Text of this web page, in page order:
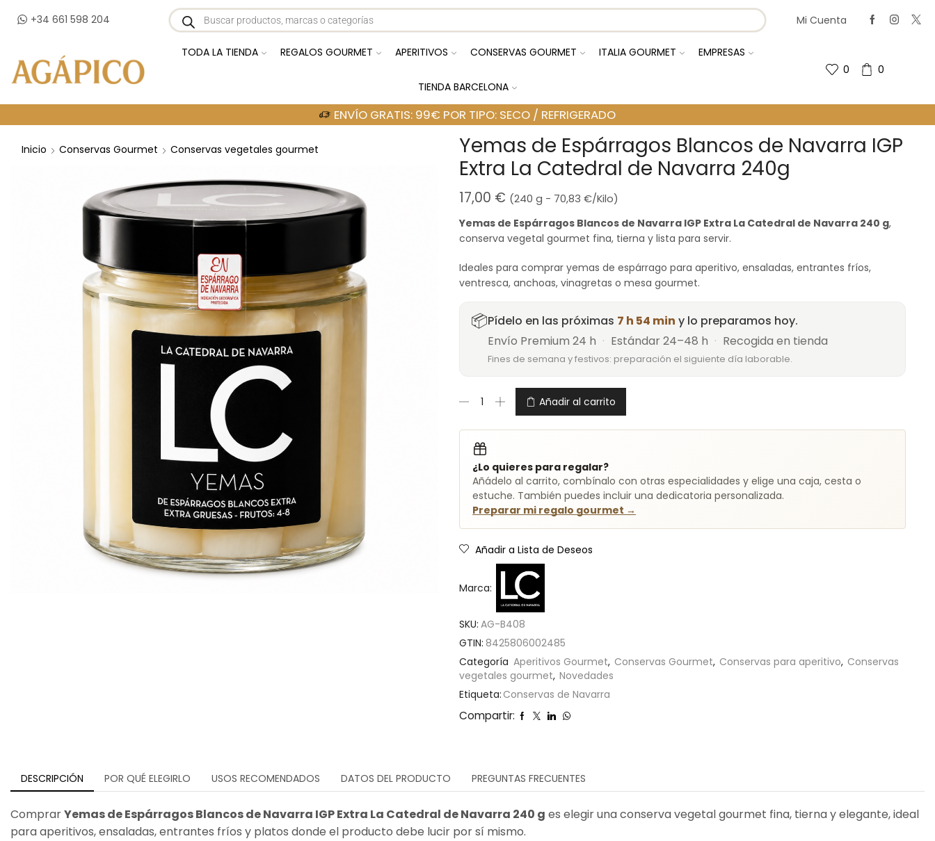
+34 661 598 204 Mi Cuenta
TODA LA TIENDA REGALOS GOURMET APERITIVOS CONSERVAS GOURMET ITALIA GOURMET EMPRESAS
TIENDA BARCELONA
0 0
ENVÍO GRATIS: 99€ POR TIPO: SECO / REFRIGERADO
Inicio Conservas Gourmet Conservas vegetales gourmet
Yemas de Espárragos Blancos de Navarra IGP
Extra La Catedral de Navarra 240g
17,00 € (240 g - 70,83€/Kilo)
Yemas de Espárragos Blancos de Navarra IGP Extra La Catedral de Navarra 240 g,
conserva vegetal gourmet fina, tierna y lista para servir.
Ideales para comprar yemas de espárrago para aperitivo, ensaladas, entrantes fríos,
ventresca, anchoas, vinagretas o mesa gourmet.
📦Pídelo en las próximas 7 h 54 min y lo preparamos hoy.
Envío Premium 24 h · Estándar 24–48 h · Recogida en tienda
Fines de semana y festivos: preparación el siguiente día laborable.
Añadir al carrito
¿Lo quieres para regalar?
Añádelo al carrito, combínalo con otras especialidades y elige una caja, cesta o
estuche. También puedes incluir una dedicatoria personalizada.
Preparar mi regalo gourmet →
Añadir a Lista de Deseos
Marca:
SKU: AG-B408
GTIN: 8425806002485
Categoría Aperitivos Gourmet, Conservas Gourmet, Conservas para aperitivo, Conservas
vegetales gourmet, Novedades
Etiqueta: Conservas de Navarra
Compartir:
DESCRIPCIÓN POR QUÉ ELEGIRLO USOS RECOMENDADOS DATOS DEL PRODUCTO PREGUNTAS FRECUENTES
ComprarYemas de Espárragos Blancos de Navarra IGP Extra La Catedral de Navarra 240 g es elegir una conserva vegetal gourmet fina, tierna y elegante, ideal
para aperitivos, ensaladas, entrantes fríos y platos donde el producto debe lucir por sí mismo.